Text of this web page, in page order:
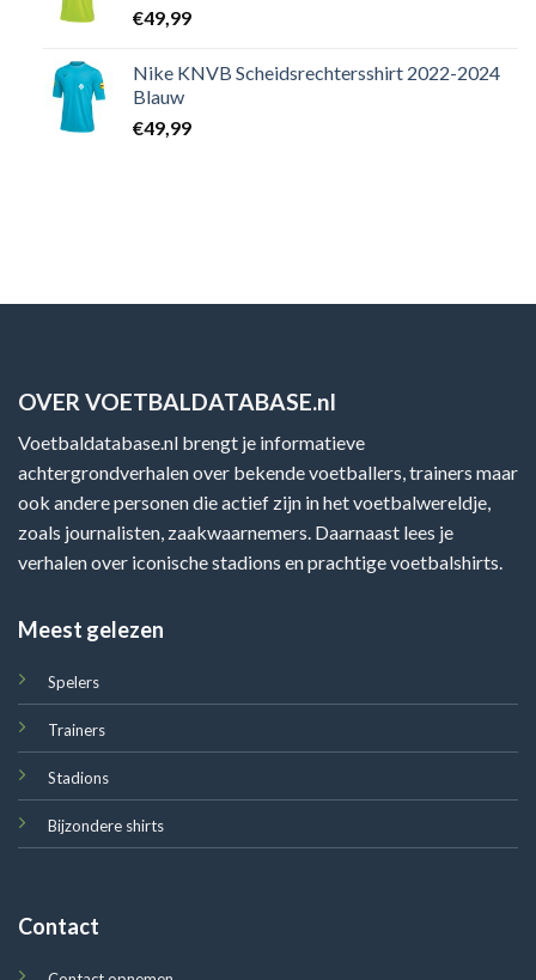
€49,99
Nike KNVB Scheidsrechtersshirt 2022-2024
Blauw
€49,99
OVER VOETBALDATABASE.nl
Voetbaldatabase.nl brengt je informatieve
achtergrondverhalen over bekende voetballers, trainers maar
ook andere personen die actief zijn in het voetbalwereldje,
zoals journalisten, zaakwaarnemers. Daarnaast lees je
verhalen over iconische stadions en prachtige voetbalshirts.
Meest gelezen
Spelers
Trainers
Stadions
Bijzondere shirts
Contact